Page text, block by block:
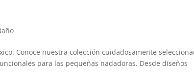
Conoce nuestra colección cuidadosamente
para las pequeñas nadadoras. Desde diseños